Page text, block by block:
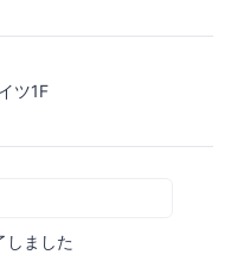
ツ1F
しました